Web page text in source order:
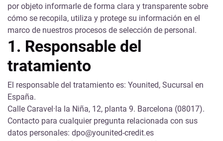
por objeto informarle de forma clara y transparente sobre
cómo se recopila, utiliza y protege su información en el
marco de nuestros procesos de selección de personal.
1. Responsable del
tratamiento
El responsable del tratamiento es: Younited, Sucursal en
España.
Calle Caravel·la la Niña, 12, planta 9. Barcelona (08017).
Contacto para cualquier pregunta relacionada con sus
datos personales: dpo@younited-credit.es